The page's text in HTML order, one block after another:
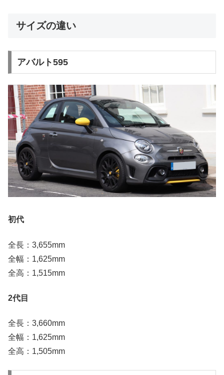
サイズの違い
アバルト595
初代
全長：3,655mm
全幅：1,625mm
全高：1,515mm
2代目
全長：3,660mm
全幅：1,625mm
全高：1,505mm